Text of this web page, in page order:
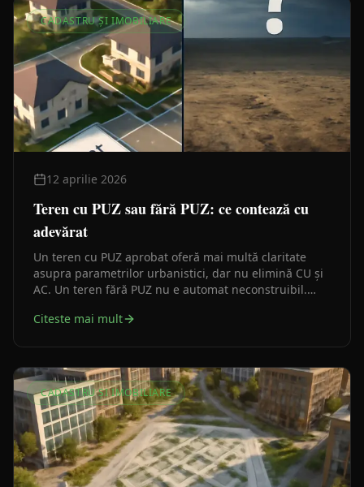
CADASTRU ȘI IMOBILIARE
12 aprilie 2026
Teren cu PUZ sau fără PUZ: ce contează cu
adevărat
Un teren cu PUZ aprobat oferă mai multă claritate
asupra parametrilor urbanistici, dar nu elimină CU și
AC. Un teren fără PUZ nu e automat neconstruibil.
Citeste mai mult
CADASTRU ȘI IMOBILIARE